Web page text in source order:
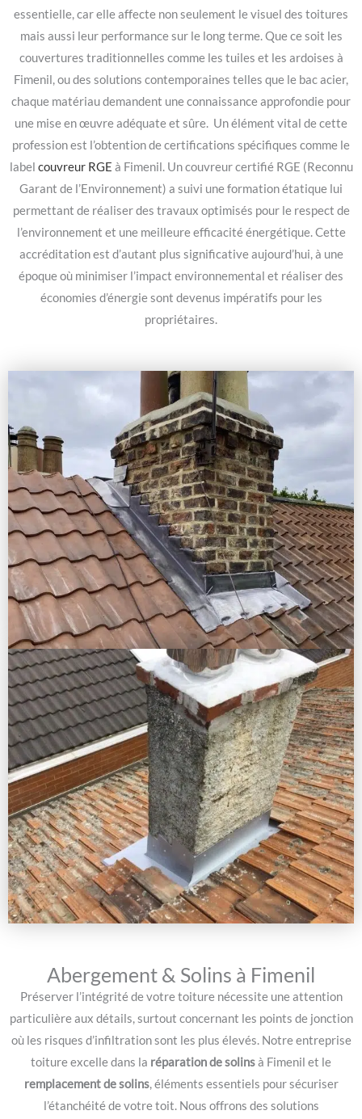
essentielle, car elle affecte non seulement le visuel des toitures
mais aussi leur performance sur le long terme. Que ce soit les
couvertures traditionnelles comme les tuiles et les ardoises à
Fimenil, ou des solutions contemporaines telles que le bac acier,
chaque matériau demandent une connaissance approfondie pour
une mise en œuvre adéquate et sûre. Un élément vital de cette
profession est l’obtention de certifications spécifiques comme le
label couvreur RGE à Fimenil. Un couvreur certifié RGE (Reconnu
Garant de l’Environnement) a suivi une formation étatique lui
permettant de réaliser des travaux optimisés pour le respect de
l’environnement et une meilleure efficacité énergétique. Cette
accréditation est d’autant plus significative aujourd’hui, à une
époque où minimiser l’impact environnemental et réaliser des
économies d’énergie sont devenus impératifs pour les
propriétaires.
Abergement & Solins à Fimenil
Préserver l’intégrité de votre toiture nécessite une attention
particulière aux détails, surtout concernant les points de jonction
où les risques d’infiltration sont les plus élevés. Notre entreprise
toiture excelle dans la réparation de solinsà Fimenil et le
remplacement de solins, éléments essentiels pour sécuriser
l’étanchéité de votre toit. Nous offrons des solutions